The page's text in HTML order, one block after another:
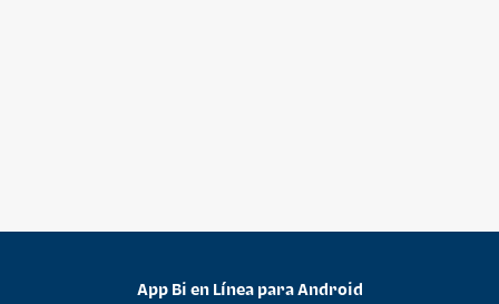
App Bi en Línea para Android